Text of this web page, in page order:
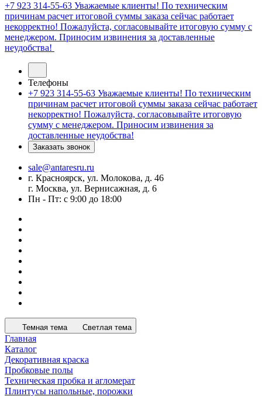
+7 923 314-55-63 Уважаемые клиенты! По техническим
причинам расчет итоговой суммы заказа сейчас работает
некорректно! Пожалуйста, согласовывайте итоговую сумму с
менеджером. Приносим извинения за доставленные
неудобства!
Телефоны
+7 923 314-55-63 Уважаемые клиенты! По техническим
причинам расчет итоговой суммы заказа сейчас работает
некорректно! Пожалуйста, согласовывайте итоговую
сумму с менеджером. Приносим извинения за
доставленные неудобства!
Заказать звонок
sale@antaresru.ru
г. Красноярск, ул. Молокова, д. 46
г. Москва, ул. Вернисажная, д. 6
Пн - Пт: с 9:00 до 18:00
Темная тема Светлая тема
Главная
Каталог
Декоративная краска
Пробковые полы
Техническая пробка и агломерат
Плинтусы напольные, порожки